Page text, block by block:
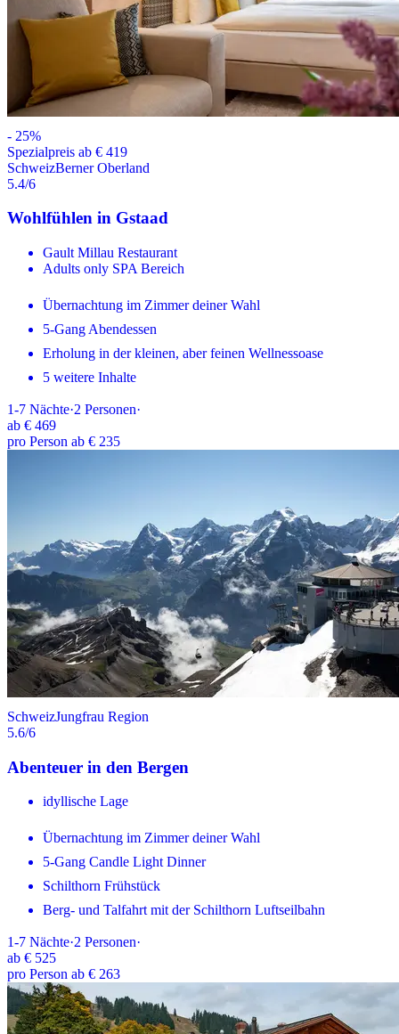
- 25%
Spezialpreis ab € 419
SchweizBerner Oberland
5.4/6
Wohlfühlen in Gstaad
Gault Millau Restaurant
Adults only SPA Bereich
Übernachtung im Zimmer deiner Wahl
5-Gang Abendessen
Erholung in der kleinen, aber feinen Wellnessoase
5 weitere Inhalte
1-7 Nächte·2 Personen·
ab € 469
pro Person ab € 235
SchweizJungfrau Region
5.6/6
Abenteuer in den Bergen
idyllische Lage
Übernachtung im Zimmer deiner Wahl
5-Gang Candle Light Dinner
Schilthorn Frühstück
Berg- und Talfahrt mit der Schilthorn Luftseilbahn
1-7 Nächte·2 Personen·
ab € 525
pro Person ab € 263